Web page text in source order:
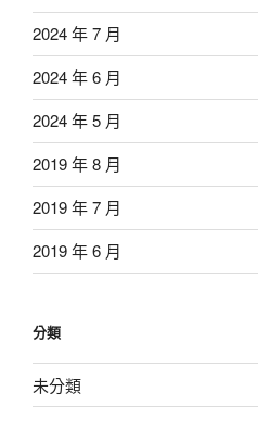
2024 年 7 月
2024 年 6 月
2024 年 5 月
2019 年 8 月
2019 年 7 月
2019 年 6 月
分類
未分類